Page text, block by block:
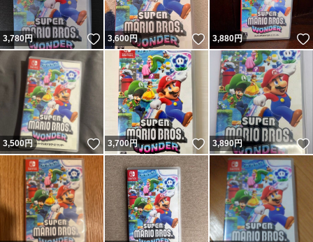
3,780円 いいね！
3,600円 いいね！
3,880円
3,500円 いいね！
3,700円 いいね！
3,890円